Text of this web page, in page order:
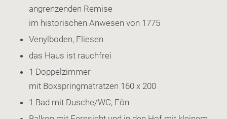
angrenzenden Remise
im historischen Anwesen von 1775
Venylboden, Fliesen
das Haus ist rauchfrei
1 Doppelzimmer
mit Boxspringmatratzen 160 x 200
1 Bad mit Dusche/WC, Fön